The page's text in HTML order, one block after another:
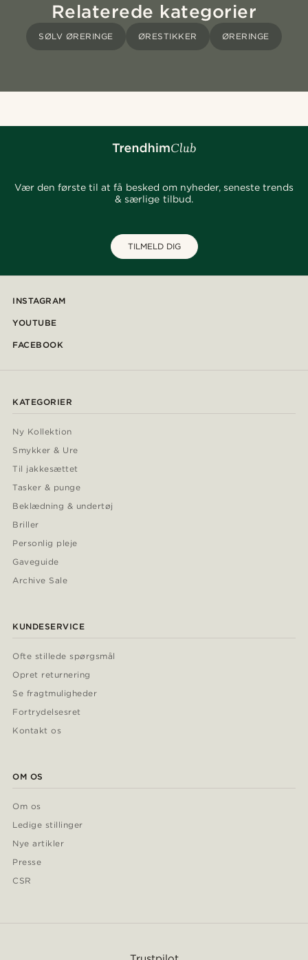
Relaterede kategorier
SØLV ØRERINGE ØRESTIKKER ØRERINGE
Vær den første til at få besked om nyheder, seneste trends
& særlige tilbud.
TILMELD DIG
INSTAGRAM
YOUTUBE
FACEBOOK
KATEGORIER
Ny Kollektion
Smykker & Ure
Til jakkesættet
Tasker & punge
Beklædning & undertøj
Briller
Personlig pleje
Gaveguide
Archive Sale
KUNDESERVICE
Ofte stillede spørgsmål
Opret returnering
Se fragtmuligheder
Fortrydelsesret
Kontakt os
OM OS
Om os
Ledige stillinger
Nye artikler
Presse
CSR